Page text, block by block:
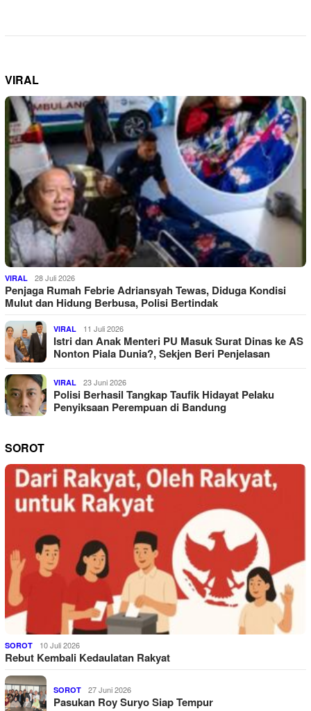
VIRAL
VIRAL 28 Juli 2026
Penjaga Rumah Febrie Adriansyah Tewas, Diduga Kondisi
Mulut dan Hidung Berbusa, Polisi Bertindak
VIRAL 11 Juli 2026
Istri dan Anak Menteri PU Masuk Surat Dinas ke AS
Nonton Piala Dunia?, Sekjen Beri Penjelasan
VIRAL 23 Juni 2026
Polisi Berhasil Tangkap Taufik Hidayat Pelaku
Penyiksaan Perempuan di Bandung
SOROT
SOROT 10 Juli 2026
Rebut Kembali Kedaulatan Rakyat
SOROT 27 Juni 2026
Pasukan Roy Suryo Siap Tempur